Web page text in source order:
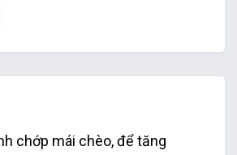
chớp mái chèo, để tăng